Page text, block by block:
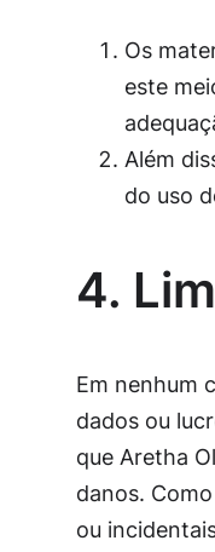
Os
este
Além
do uso
4.
Em nenhum
dados ou
que Aretha
danos.
ou